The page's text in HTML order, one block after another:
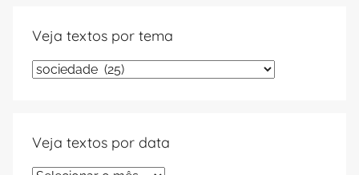
Veja textos por tema
Veja
tema
Veja textos por data